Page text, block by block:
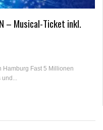
– Musical-Ticket inkl.
Hamburg Fast 5 Millionen
und...